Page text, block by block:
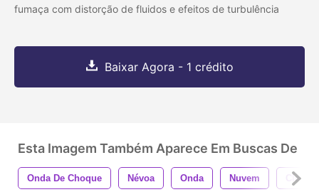
fumaça com distorção de fluidos e efeitos de turbulência
Baixar Agora - 1 crédito
Esta Imagem Também Aparece Em Buscas De
Onda De Choque Névoa Onda Nuvem